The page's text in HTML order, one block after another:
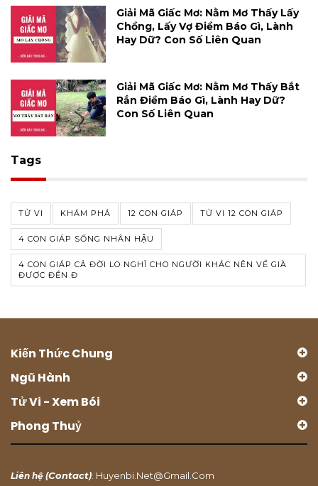
Giải Mã Giấc Mơ: Nằm Mơ Thấy Lấy
Chồng, Lấy Vợ Điềm Báo Gì, Lành
Hay Dữ? Con Số Liên Quan
Giải Mã Giấc Mơ: Nằm Mơ Thấy Bắt
Rắn Điềm Báo Gì, Lành Hay Dữ?
Con Số Liên Quan
Tags
TỬ VI KHÁM PHÁ 12 CON GIÁP TỬ VI 12 CON GIÁP
4 CON GIÁP SỐNG NHÂN HẬU
4 CON GIÁP CẢ ĐỜI LO NGHĨ CHO NGƯỜI KHÁC NÊN VỀ GIÀ
ĐƯỢC ĐỀN Đ
Kiến Thức Chung
Ngũ Hành
Tử Vi - Xem Bói
Phong Thuỷ
Liên hệ (Contact): Huyenbi.net@gmail.com